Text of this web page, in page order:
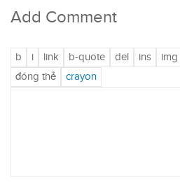
Add Comment